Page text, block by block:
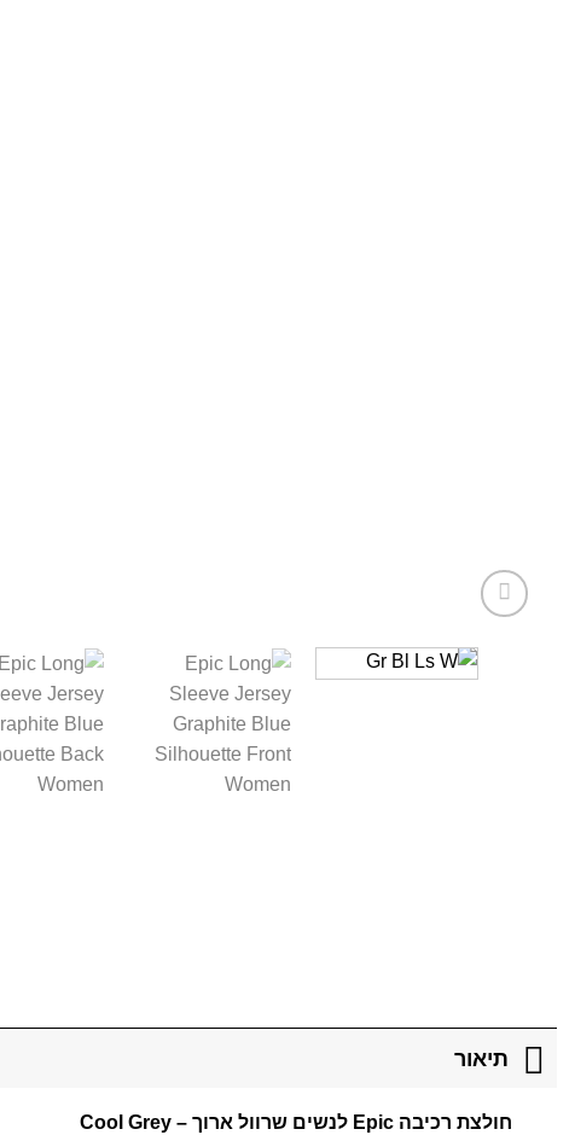
תיאור
חולצת רכיבה Epic לנשים שרוול ארוך – Cool Grey